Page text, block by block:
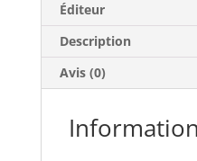
Éditeur
Description
Avis (0)